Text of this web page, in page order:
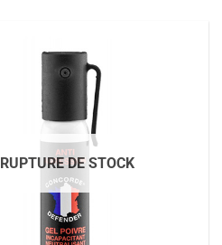
RUPTURE DE STOCK